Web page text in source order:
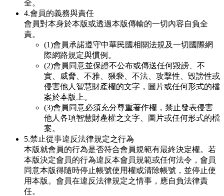
全。
4.會員的義務與責任
會員對本身於本版或透過本版傳輸的一切內容自負全
責。
(1)會員承諾遵守中華民國相關法規及一切國際網
際網路規定與慣例。
(2)會員同意並保證不公布或傳送任何毀謗、不
實、威脅、不雅、猥褻、不法、攻擊性、毀謗性或
侵害他人智慧財產權的文字，圖片或任何形式的檔
案於本版上。
(3)會員同意必須充分尊重著作權，禁止發表侵害
他人各項智慧財產權之文字、圖片或任何形式的檔
案。
5.禁止從事違反法律規定之行為
本版就會員的行為是否符合會員規範有最終決定權。若
本版決定會員的行為違反本會員規範或任何法令，會員
同意本版得隨時停止帳號使用權或清除帳號，並停止使
用本版。會員在違反法律規定之情事，應自負法律責
任。